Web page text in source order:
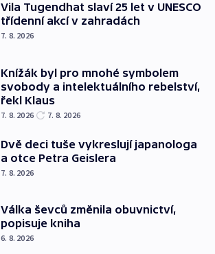
Vila Tugendhat slaví 25 let v UNESCO
třídenní akcí v zahradách
7. 8. 2026
Knížák byl pro mnohé symbolem
svobody a intelektuálního rebelství,
řekl Klaus
7. 8. 2026 7. 8. 2026
Dvě deci tuše vykreslují japanologa
a otce Petra Geislera
7. 8. 2026
Válka ševců změnila obuvnictví,
popisuje kniha
6. 8. 2026